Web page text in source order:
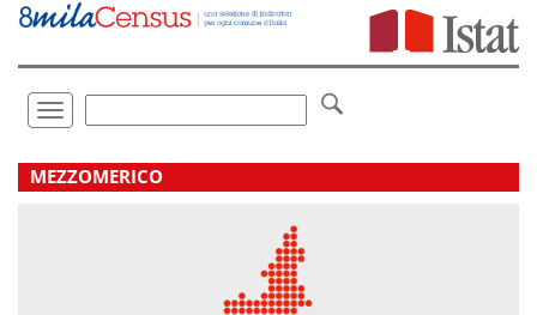
Vai
direttamente
Toggle
navigation
.
MEZZOMERICO